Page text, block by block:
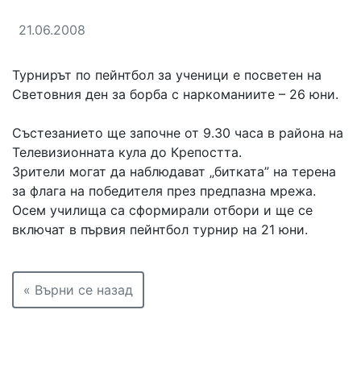
21.06.2008
Турнирът по пейнтбол за ученици е посветен на
Световния ден за борба с наркоманиите – 26 юни.
Състезанието ще започне от 9.30 часа в района на
Телевизионната кула до Крепостта.
Зрители могат да наблюдават „битката” на терена
за флага на победителя през предпазна мрежа.
Осем училища са сформирали отбори и ще се
включат в първия пейнтбол турнир на 21 юни.
« Върни се назад